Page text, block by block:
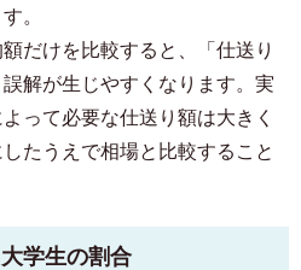
。
だけを比較すると、「仕送り
解が生じやすくなります。実
って必要な仕送り額は大きく
たうえで相場と比較すること
学生の割合